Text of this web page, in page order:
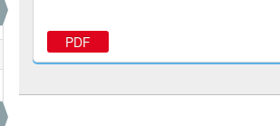
PDF